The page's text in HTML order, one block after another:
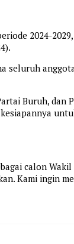
2024-
Buruh, dan
calon
Kami ingin